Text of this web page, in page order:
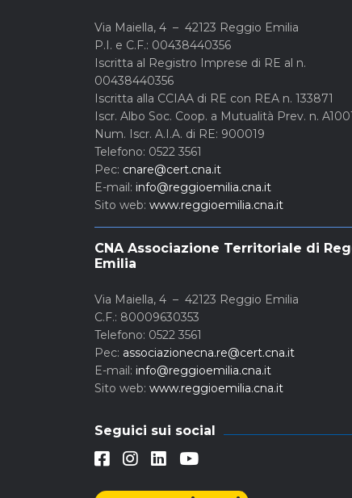
Via Maiella, 4 – 42123 Reggio Emilia
P.I. e C.F.: 00438440356
Iscritta al Registro Imprese di RE al n.
00438440356
Iscritta alla CCIAA di RE con REA n. 133871
Iscr. Albo Soc. Coop. a Mutualità Prev. n.
Num. Iscr. A.I.A. di RE: 900019
Telefono: 0522 3561
Pec: cnare@cert.cna.it
E-mail: info@reggioemilia.cna.it
Sito web: www.reggioemilia.cna.it
CNA Associazione Territoriale di
Emilia
Via Maiella, 4 – 42123 Reggio Emilia
C.F.: 80009630353
Telefono: 0522 3561
Pec: associazionecna.re@cert.cna.it
E-mail: info@reggioemilia.cna.it
Sito web: www.reggioemilia.cna.it
Seguici sui social